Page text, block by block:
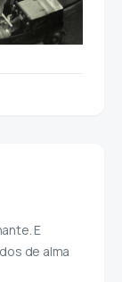
E
de alma